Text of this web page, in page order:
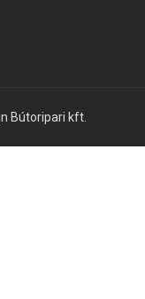
Bútoripari kft.